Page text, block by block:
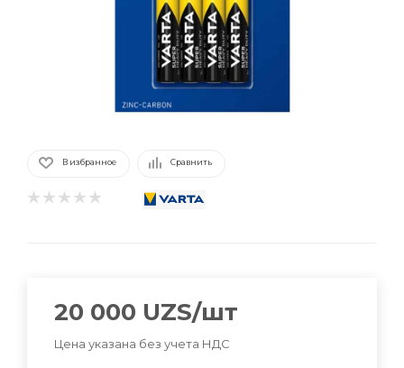
В избранное Сравнить
20 000 UZS/шт
Цена указана без учета НДС